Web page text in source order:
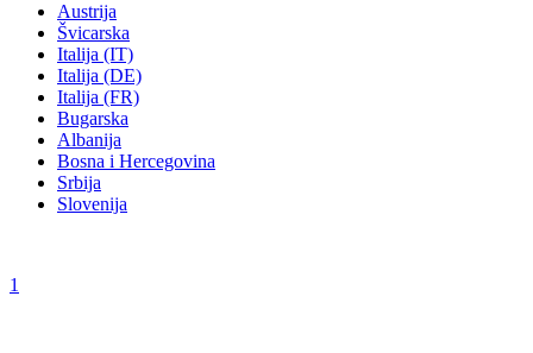
Austrija
Švicarska
Italija (IT)
Italija (DE)
Italija (FR)
Bugarska
Albanija
Bosna i Hercegovina
Srbija
Slovenija
1